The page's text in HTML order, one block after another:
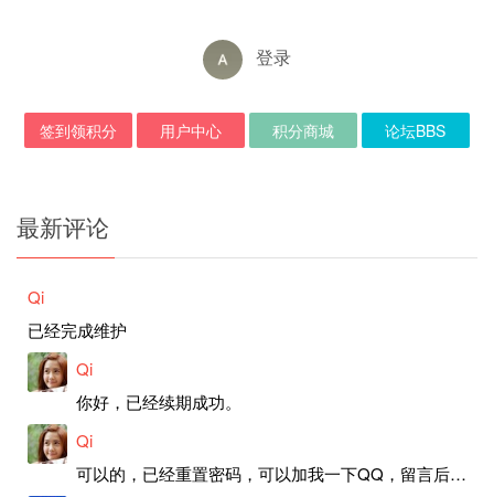
登录
签到领积分 用户中心 积分商城 论坛BBS
最新评论
Qi
已经完成维护
Qi
你好，已经续期成功。
Qi
可以的，已经重置密码，可以加我一下QQ，留言后我就发密码给你。